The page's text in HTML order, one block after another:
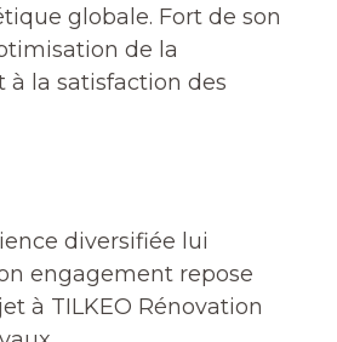
globale. Fort de son
de la
la satisfaction des
diversifiée lui
engagement repose
à TILKEO Rénovation